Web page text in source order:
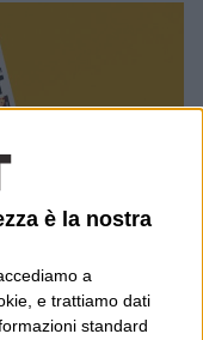
è la nostra
a
e trattiamo dati
standard